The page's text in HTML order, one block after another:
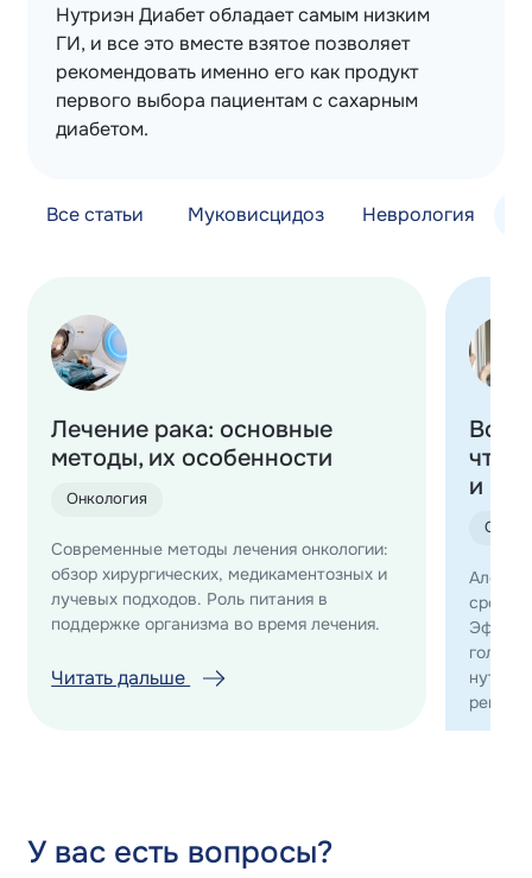
Нутриэн Диабет обладает самым низким
ГИ, и все это вместе взятое позволяет
рекомендовать именно его как продукт
первого выбора пациентам с сахарным
диабетом.
Все статьи Муковисцидоз Неврология
Лечение рака: основные
методы, их особенности
Онкология
Современные методы лечения онкологии:
обзор хирургических, медикаментозных и
лучевых подходов. Роль питания в
поддержке организма во время лечения.
Читать дальше
что
и
сроки
У вас есть вопросы?